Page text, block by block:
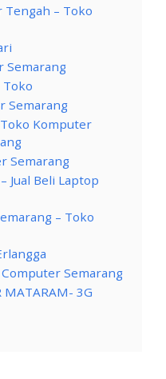
Tengah – Toko
Semarang
Semarang
Komputer
Semarang
Jual Beli Laptop
– Toko
Semarang
MATARAM- 3G